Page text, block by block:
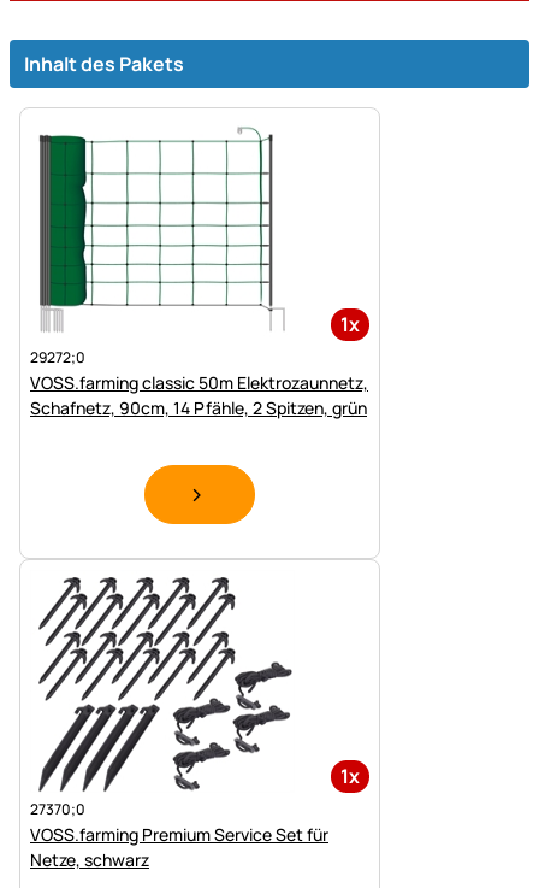
Inhalt des Pakets
1x
29272;0
VOSS.farming classic 50m Elektrozaunnetz,
Schafnetz, 90cm, 14 Pfähle, 2 Spitzen, grün
1x
27370;0
VOSS.farming Premium Service Set für
Netze, schwarz